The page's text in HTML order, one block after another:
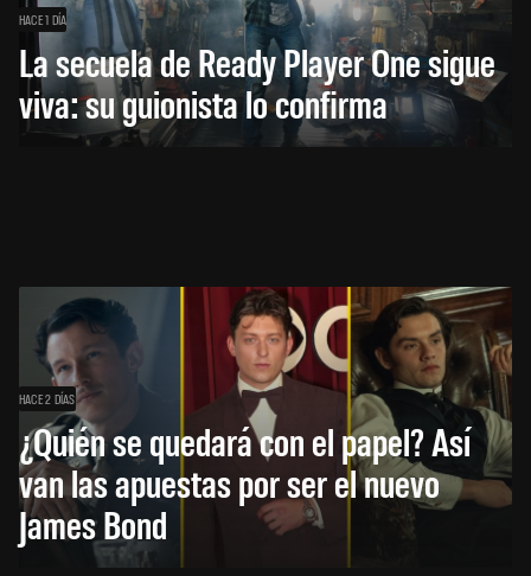
HACE 1 DÍA
La secuela de Ready Player One sigue
viva: su guionista lo confirma
HACE 2 DÍAS
¿Quién se quedará con el papel? Así
van las apuestas por ser el nuevo
James Bond